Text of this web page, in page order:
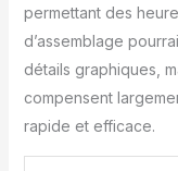
permettant des
d’assemblage
détails graphiques,
compensent
rapide et efficace.